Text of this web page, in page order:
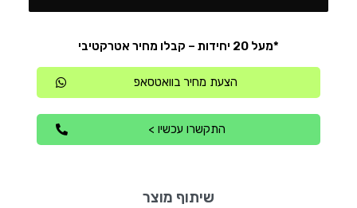
*מעל 20 יחידות – קבלו מחיר אטרקטיבי
הצעת מחיר בוואטסאפ
התקשרו עכשיו >
שיתוף מוצר